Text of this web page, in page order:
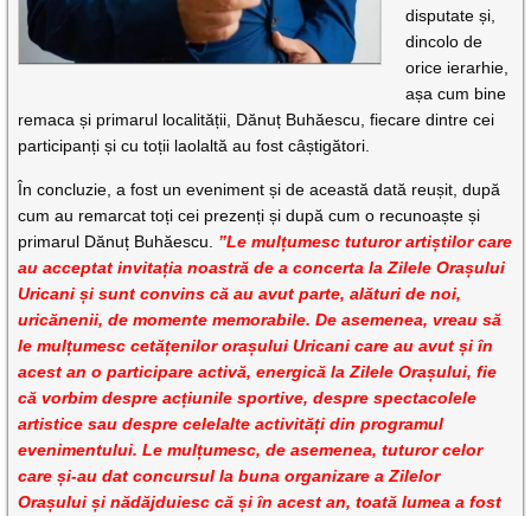
disputate și,
dincolo de
orice ierarhie,
așa cum bine
remaca și primarul localității, Dănuț Buhăescu, fiecare dintre cei
participanți și cu toții laolaltă au fost câștigători.
În concluzie, a fost un eveniment și de această dată reușit, după
cum au remarcat toți cei prezenți și după cum o recunoaște și
primarul Dănuț Buhăescu. ”Le mulțumesc tuturor artiștilor care
au acceptat invitația noastră de a concerta la Zilele Orașului
Uricani și sunt convins că au avut parte, alături de noi,
uricănenii, de momente memorabile. De asemenea, vreau să
le mulțumesc cetățenilor orașului Uricani care au avut și în
acest an o participare activă, energică la Zilele Orașului, fie
că vorbim despre acțiunile sportive, despre spectacolele
artistice sau despre celelalte activități din programul
evenimentului. Le mulțumesc, de asemenea, tuturor celor
care și-au dat concursul la buna organizare a Zilelor
Orașului și nădăjduiesc că și în acest an, toată lumea a fost